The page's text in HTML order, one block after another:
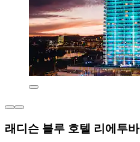
래디슨 블루 호텔 리에투바